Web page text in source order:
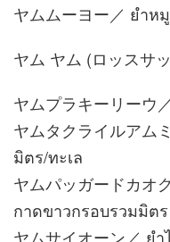
ヤムムーヨー／ ยำห
ヤム ヤム (ロッス
ヤムプラキーリーウ
ヤムタクライルアム
มิตร/ทะเล
ヤムパッガードカオ
กาดขาวกรอบรวมมิตร
ヤムサイオーン／ ย